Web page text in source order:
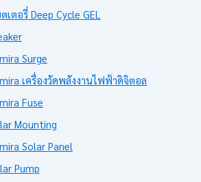
ตอรี่ Deep Cycle GEL
Surge
เครื่องวัดพลังงานไฟฟ้าดิจิตอล
Fuse
Mounting
Solar Panel
Pump